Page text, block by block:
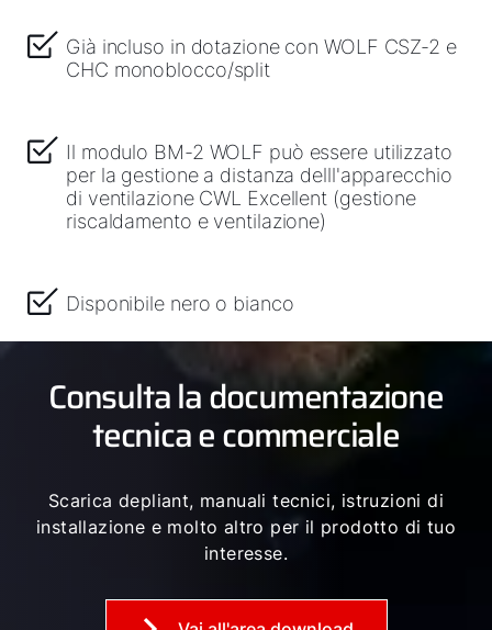
Già incluso in dotazione con WOLF CSZ-2 e
CHC monoblocco/split
Il modulo BM-2 WOLF può essere utilizzato
per la gestione a distanza delll'apparecchio
di ventilazione CWL Excellent (gestione
riscaldamento e ventilazione)
Disponibile nero o bianco
Consulta la documentazione
tecnica e commerciale
Scarica depliant, manuali tecnici, istruzioni di
installazione e molto altro per il prodotto di tuo
interesse.